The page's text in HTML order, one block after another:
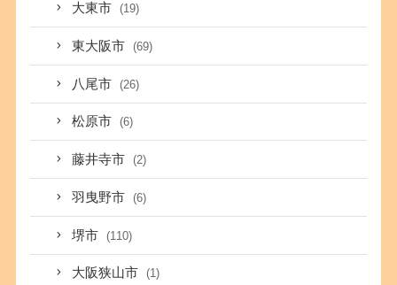
大東市 (19)
東大阪市 (69)
八尾市 (26)
松原市 (6)
藤井寺市 (2)
羽曳野市 (6)
堺市 (110)
大阪狭山市 (1)